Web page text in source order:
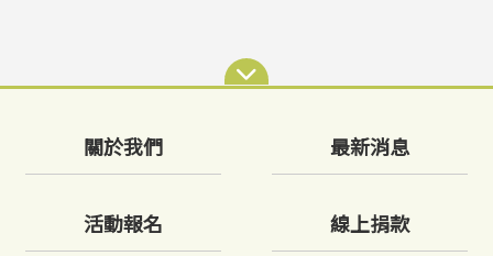
關於我們 最新消息
活動報名 線上捐款